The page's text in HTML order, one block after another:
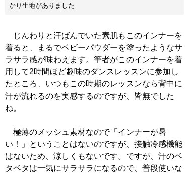
かり生地がありました
じんわりと汗ばんでいた素肌もこのインナーを
着ると、まるでベビーパウダーを塗ったようなサ
ラサラ感が味わえます。筆者がこのインナーを着
用して2時間ほど趣味のダンスレッスンに参加し
たところ、いつもこの時期のレッスンなら背中に
汗が流れるのを実感するのですが、皆無でした
ね。
極薄のメッシュ素材なので「インナーが暑
い！」ということはないのですが、接触冷感機能
はないため、涼しくもないです。ですが、汗のベ
タベタは一気にサラサラになるので、普段使いな